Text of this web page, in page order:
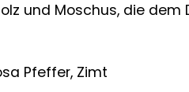
und Moschus, die
Pfeffer, Zimt